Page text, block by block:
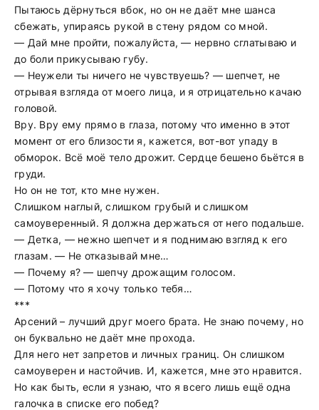
Пытаюсь дёрнуться вбок, но он не даёт мне шанса
сбежать, упираясь рукой в стену рядом со мной.
— Дай мне пройти, пожалуйста, — нервно сглатываю и
до боли прикусываю губу.
— Неужели ты ничего не чувствуешь? — шепчет, не
отрывая взгляда от моего лица, и я отрицательно качаю
головой.
Вру. Вру ему прямо в глаза, потому что именно в этот
момент от его близости я, кажется, вот-вот упаду в
обморок. Всё моё тело дрожит. Сердце бешено бьётся в
груди.
Но он не тот, кто мне нужен.
Слишком наглый, слишком грубый и слишком
самоуверенный. Я должна держаться от него подальше.
— Детка, — нежно шепчет и я поднимаю взгляд к его
глазам. — Не отказывай мне…
— Почему я? — шепчу дрожащим голосом.
— Потому что я хочу только тебя…
***
Арсений – лучший друг моего брата. Не знаю почему, но
он буквально не даёт мне прохода.
Для него нет запретов и личных границ. Он слишком
самоуверен и настойчив. И, кажется, мне это нравится.
Но как быть, если я узнаю, что я всего лишь ещё одна
галочка в списке его побед?